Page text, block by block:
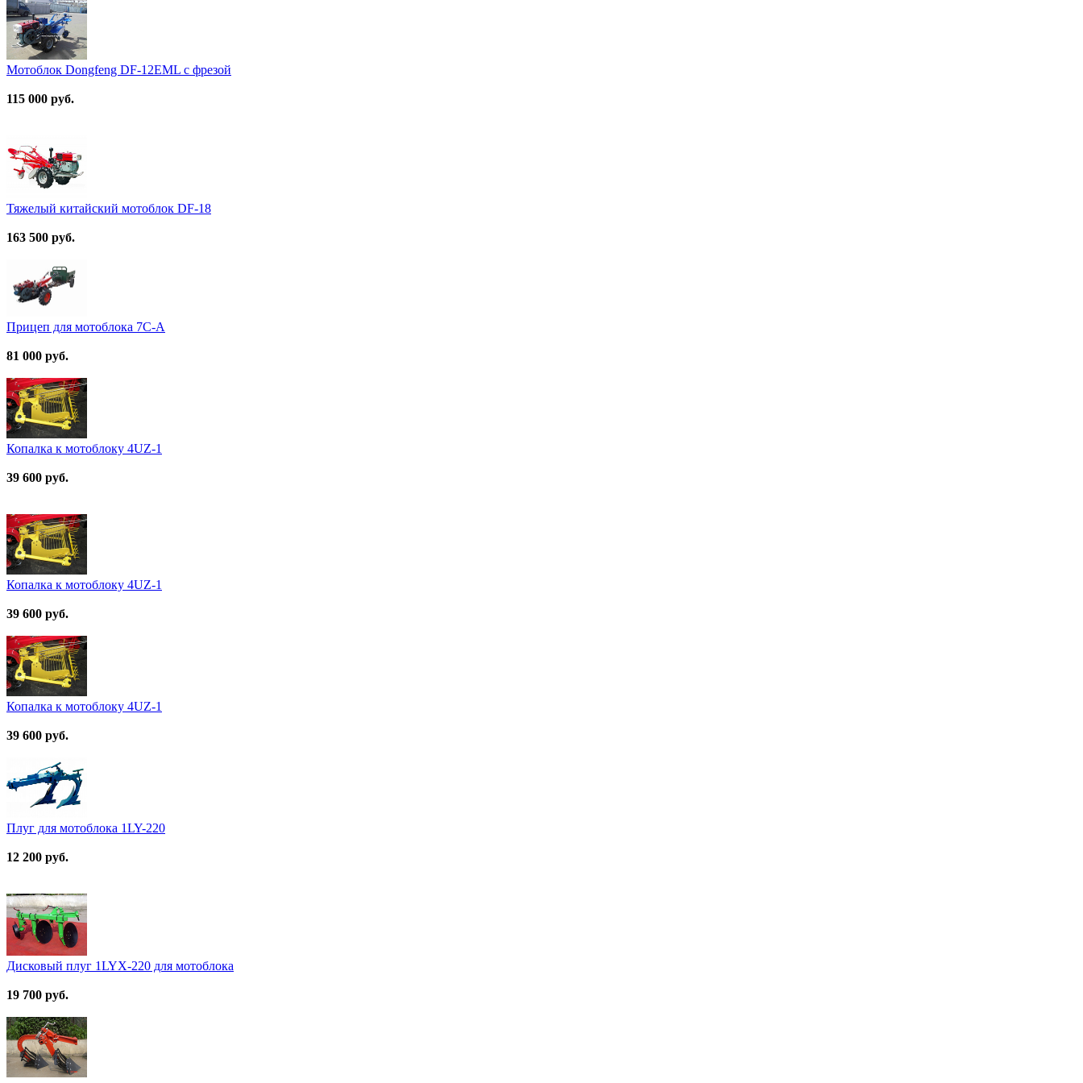
Мотоблок Dongfeng DF-12EML с фрезой
115 000 руб.
Тяжелый китайский мотоблок DF-18
163 500 руб.
Прицеп для мотоблока 7C-А
81 000 руб.
Копалка к мотоблоку 4UZ-1
39 600 руб.
Копалка к мотоблоку 4UZ-1
39 600 руб.
Копалка к мотоблоку 4UZ-1
39 600 руб.
Плуг для мотоблока 1LY-220
12 200 руб.
Дисковый плуг 1LYX-220 для мотоблока
19 700 руб.